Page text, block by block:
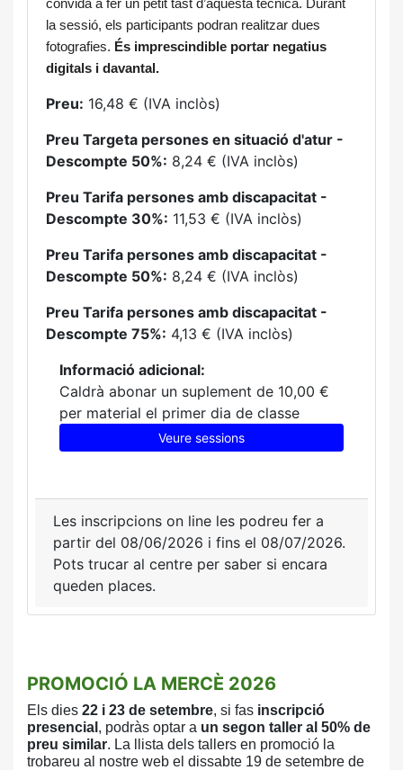
convida a fer un petit tast d’aquesta tècnica. Durant
la sessió, els participants podran realitzar dues
fotografies. És imprescindible portar negatius
digitals i davantal.
Preu: 16,48 € (IVA inclòs)
Preu Targeta persones en situació d'atur -
Descompte 50%: 8,24 € (IVA inclòs)
Preu Tarifa persones amb discapacitat -
Descompte 30%: 11,53 € (IVA inclòs)
Preu Tarifa persones amb discapacitat -
Descompte 50%: 8,24 € (IVA inclòs)
Preu Tarifa persones amb discapacitat -
Descompte 75%: 4,13 € (IVA inclòs)
Informació adicional:
Caldrà abonar un suplement de 10,00 €
per material el primer dia de classe
Veure sessions
Les inscripcions on line les podreu fer a
partir del 08/06/2026 i fins el 08/07/2026.
Pots trucar al centre per saber si encara
queden places.
PROMOCIÓ LA MERCÈ 2026
Els dies 22 i 23 de setembre, si fas inscripció
presencial , podràs optar a un segon taller al 50% de
preu similar. La llista dels tallers en promoció la
trobareu al nostre web el dissabte 19 de setembre de